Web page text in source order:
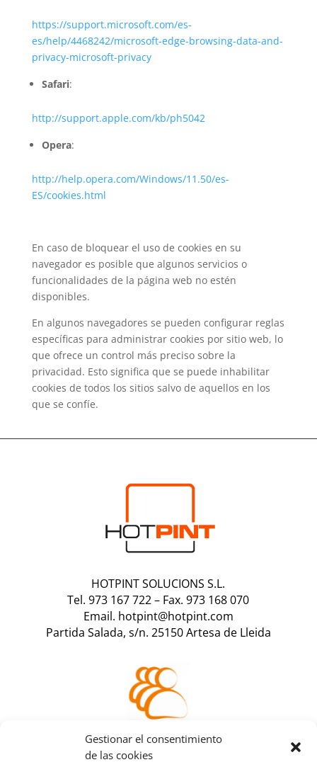
Gestionar el consentimiento
de las cookies
https://support.microsoft.com/es-
es/help/4468242/microsoft-edge-browsing-data-and-
privacy-microsoft-privacy
Safari:
http://support.apple.com/kb/ph5042
Opera:
http://help.opera.com/Windows/11.50/es-
ES/cookies.html
En caso de bloquear el uso de cookies en su
navegador es posible que algunos servicios o
funcionalidades de la página web no estén
disponibles.
En algunos navegadores se pueden configurar reglas
específicas para administrar cookies por sitio web, lo
que ofrece un control más preciso sobre la
privacidad. Esto significa que se puede inhabilitar
cookies de todos los sitios salvo de aquellos en los
que se confíe.
HOTPINT SOLUCIONS S.L.
Tel. 973 167 722– Fax. 973 168 070
Email. hotpint@hotpint.com
Partida Salada, s/n. 25150 Artesa de Lleida
Accede a tu
área de cliente